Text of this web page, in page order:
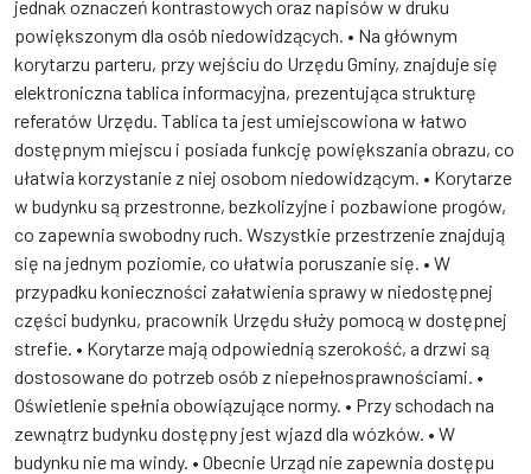
jednak oznaczeń kontrastowych oraz napisów w druku
powiększonym dla osób niedowidzących. • Na głównym
korytarzu parteru, przy wejściu do Urzędu Gminy, znajduje się
elektroniczna tablica informacyjna, prezentująca strukturę
referatów Urzędu. Tablica ta jest umiejscowiona w łatwo
dostępnym miejscu i posiada funkcję powiększania obrazu, co
ułatwia korzystanie z niej osobom niedowidzącym. • Korytarze
w budynku są przestronne, bezkolizyjne i pozbawione progów,
co zapewnia swobodny ruch. Wszystkie przestrzenie znajdują
się na jednym poziomie, co ułatwia poruszanie się. • W
przypadku konieczności załatwienia sprawy w niedostępnej
części budynku, pracownik Urzędu służy pomocą w dostępnej
strefie. • Korytarze mają odpowiednią szerokość, a drzwi są
dostosowane do potrzeb osób z niepełnosprawnościami. •
Oświetlenie spełnia obowiązujące normy. • Przy schodach na
zewnątrz budynku dostępny jest wjazd dla wózków. • W
budynku nie ma windy. • Obecnie Urząd nie zapewnia dostępu